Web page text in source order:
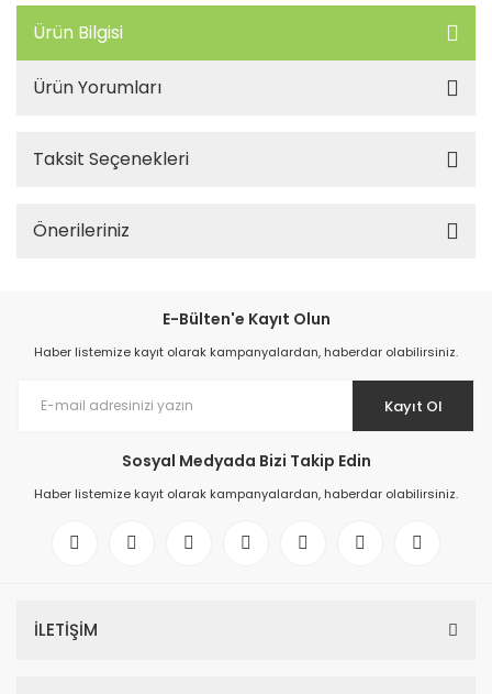
Ürün Bilgisi
Ürün Yorumları
Taksit Seçenekleri
Önerileriniz
E-Bülten'e Kayıt Olun
Haber listemize kayıt olarak kampanyalardan, haberdar olabilirsiniz.
Kayıt Ol
Sosyal Medyada Bizi Takip Edin
Haber listemize kayıt olarak kampanyalardan, haberdar olabilirsiniz.
İLETİŞİM